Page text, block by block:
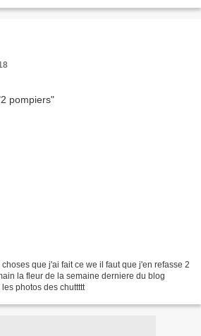
que j'ai fait ce we il faut que j'en refasse 2
la fleur de la semaine derniere du blog
photos des chuttttt